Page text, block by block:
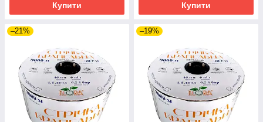
Купити Купити
–21% –19%